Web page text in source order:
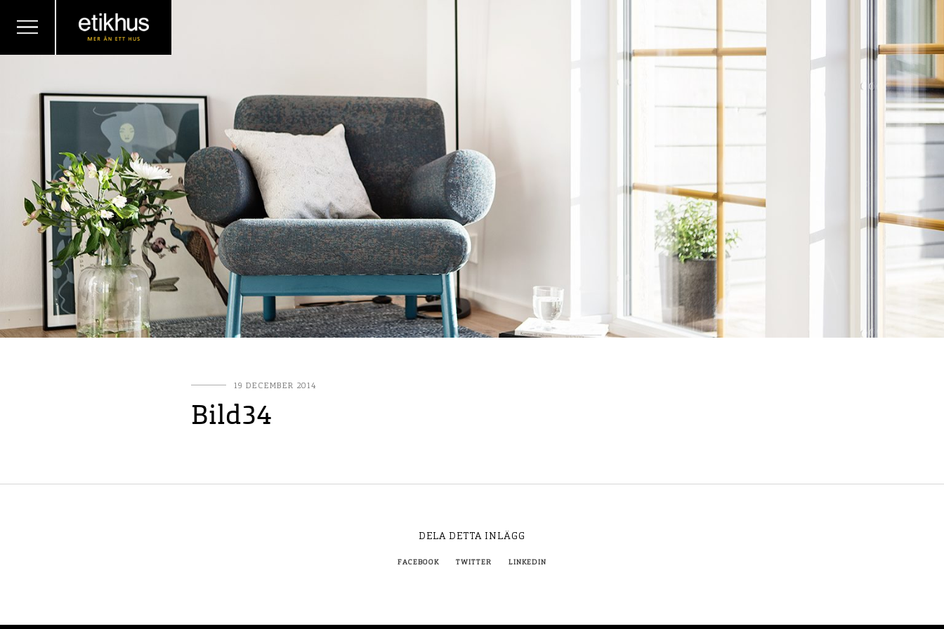
19 DECEMBER 2014
Bild34
DELA DETTA INLÄGG
FACEBOOK TWITTER LINKEDIN